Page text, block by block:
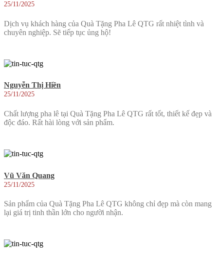
25/11/2025
Dịch vụ khách hàng của Quà Tặng Pha Lê QTG rất nhiệt tình và
chuyên nghiệp. Sẽ tiếp tục ủng hộ!
Nguyễn Thị Hiền
25/11/2025
Chất lượng pha lê tại Quà Tặng Pha Lê QTG rất tốt, thiết kế đẹp và
độc đáo. Rất hài lòng với sản phẩm.
Vũ Văn Quang
25/11/2025
Sản phẩm của Quà Tặng Pha Lê QTG không chỉ đẹp mà còn mang
lại giá trị tinh thần lớn cho người nhận.